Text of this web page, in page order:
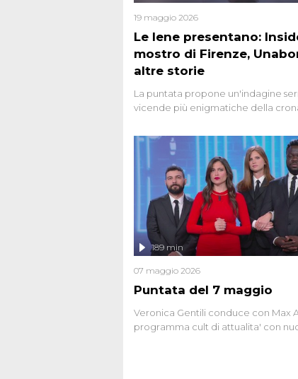
Le Iene presentano:
mostro di Firenze,
altre storie
19 maggio 2026
La puntata propone un'indagine
vicende più enigmatiche della
seriale responsabile di decine di
gli anni '90 e il 2000 che,
potrebbe essere ancora in libertà.
affronta inoltre le zone d'ombra sul
Firenze, le cui responsabilità
oggi avvolte in un groviglio di dubbi
chiariti. Nel corso dello speciale
l'intervista inedita a Olindo
ne...
Puntata del 7 maggio
189 min
07 maggio 2026
Veronica Gentili conduce con Max
programma cult di attualita' con